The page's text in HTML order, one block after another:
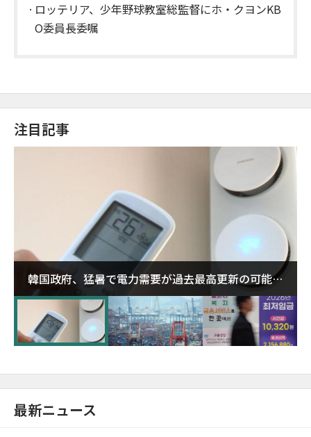
ロッテリア、少年野球教室総監督にホ・クヨンKB
O委員長委嘱
注目記事
韓国政府、猛暑で電力需要が過去最高更新の可能性
に需給対応体制を点検
最新ニュース